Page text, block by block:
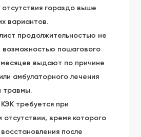
гораздо выше
вариантов.
продолжительностью не
возможностью пошагового
выдают по причине
амбулаторного лечения
травмы.
требуется при
время которого
после